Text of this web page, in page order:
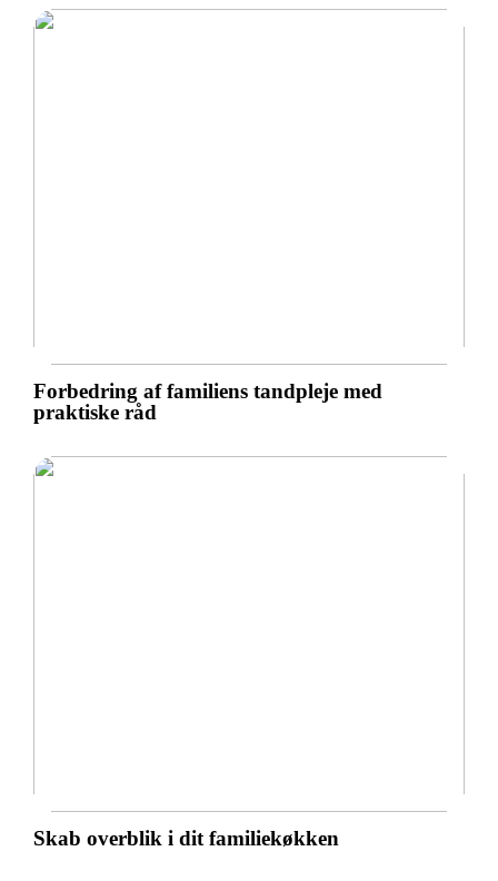
Forbedring af familiens tandpleje med
praktiske råd
Skab overblik i dit familiekøkken